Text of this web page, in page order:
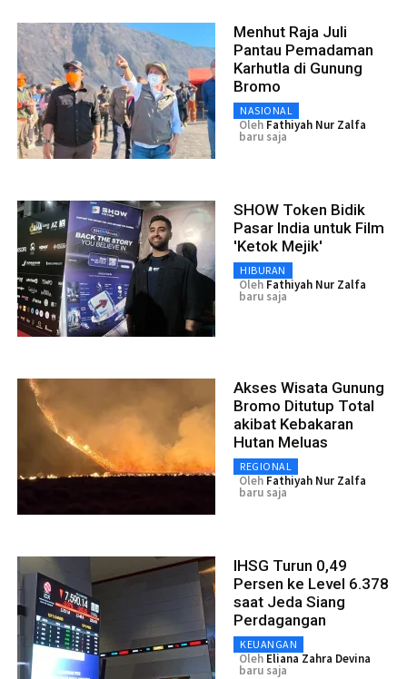
Menhut Raja Juli
Pantau Pemadaman
Karhutla di Gunung
Bromo
NASIONAL
Oleh Fathiyah Nur Zalfa
baru saja
SHOW Token Bidik
Pasar India untuk Film
'Ketok Mejik'
HIBURAN
Oleh Fathiyah Nur Zalfa
baru saja
Akses Wisata Gunung
Bromo Ditutup Total
akibat Kebakaran
Hutan Meluas
REGIONAL
Oleh Fathiyah Nur Zalfa
baru saja
IHSG Turun 0,49
Persen ke Level 6.378
saat Jeda Siang
Perdagangan
KEUANGAN
Oleh Eliana Zahra Devina
baru saja